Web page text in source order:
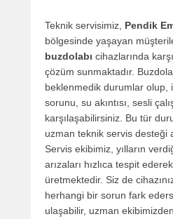
Teknik servisimiz, Pendik
bölgesinde yaşayan
buzdolabı cihazlarında
çözüm sunmaktadır.
beklenmedik durumlar olup,
sorunu, su akıntısı, sesli
karşılaşabilirsiniz. Bu tür
uzman teknik servis desteği
Servis ekibimiz, yılların
arızaları hızlıca tespit
üretmektedir. Siz de
herhangi bir sorun fark
ulaşabilir, uzman